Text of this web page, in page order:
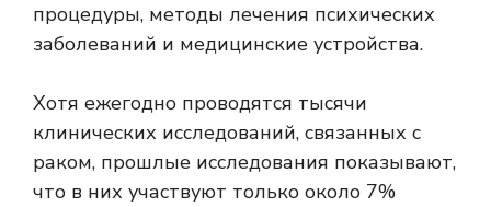
процедуры, методы лечения психических
заболеваний и медицинские устройства.
Хотя ежегодно проводятся тысячи
клинических исследований, связанных с
раком, прошлые исследования показывают,
что в них участвуют только около 7%